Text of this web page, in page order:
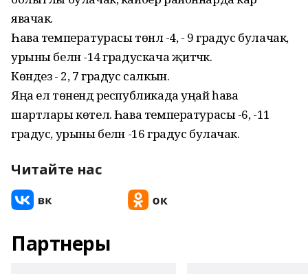
явачак.
Һава температурасы төнлә -4, - 9 градус булачак,
урыны белән -14 градускача җитәчәк.
Көндез - 2, 7 градус салкын.
Яңа ел төнендә республикада уңай һава
шартлары көтелә. Һава температурасы -6, -11
градус, урыны белән -16 градус булачак.
Читайте нас
Партнеры